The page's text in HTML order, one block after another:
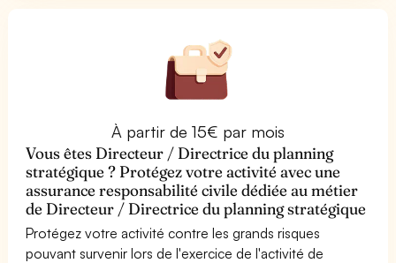
À partir de 15€ par mois
Vous êtes Directeur / Directrice du planning
stratégique ? Protégez votre activité avec une
assurance responsabilité civile dédiée au métier
de Directeur / Directrice du planning stratégique
Protégez votre activité contre les grands risques
pouvant survenir lors de l'exercice de l'activité de